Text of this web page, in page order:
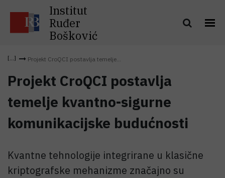
Institut
Ruđer
Bošković
Projekt CroQCI postavlja temelje...
Projekt CroQCI postavlja
temelje kvantno-sigurne
komunikacijske budućnosti
Kvantne tehnologije integrirane u klasične
kriptografske mehanizme značajno su